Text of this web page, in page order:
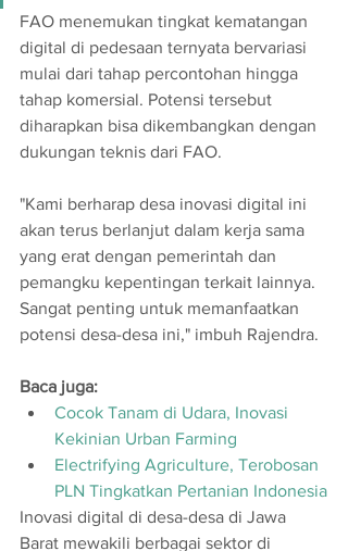
FAO menemukan tingkat kematangan
digital di pedesaan ternyata bervariasi
mulai dari tahap percontohan hingga
tahap komersial. Potensi tersebut
diharapkan bisa dikembangkan dengan
dukungan teknis dari FAO.
"Kami berharap desa inovasi digital ini
akan terus berlanjut dalam kerja sama
yang erat dengan pemerintah dan
pemangku kepentingan terkait lainnya.
Sangat penting untuk memanfaatkan
potensi desa-desa ini," imbuh Rajendra.
Baca juga:
Cocok Tanam di Udara, Inovasi
Kekinian Urban Farming
Electrifying Agriculture, Terobosan
PLN Tingkatkan Pertanian Indonesia
Inovasi digital di desa-desa di Jawa
Barat mewakili berbagai sektor di